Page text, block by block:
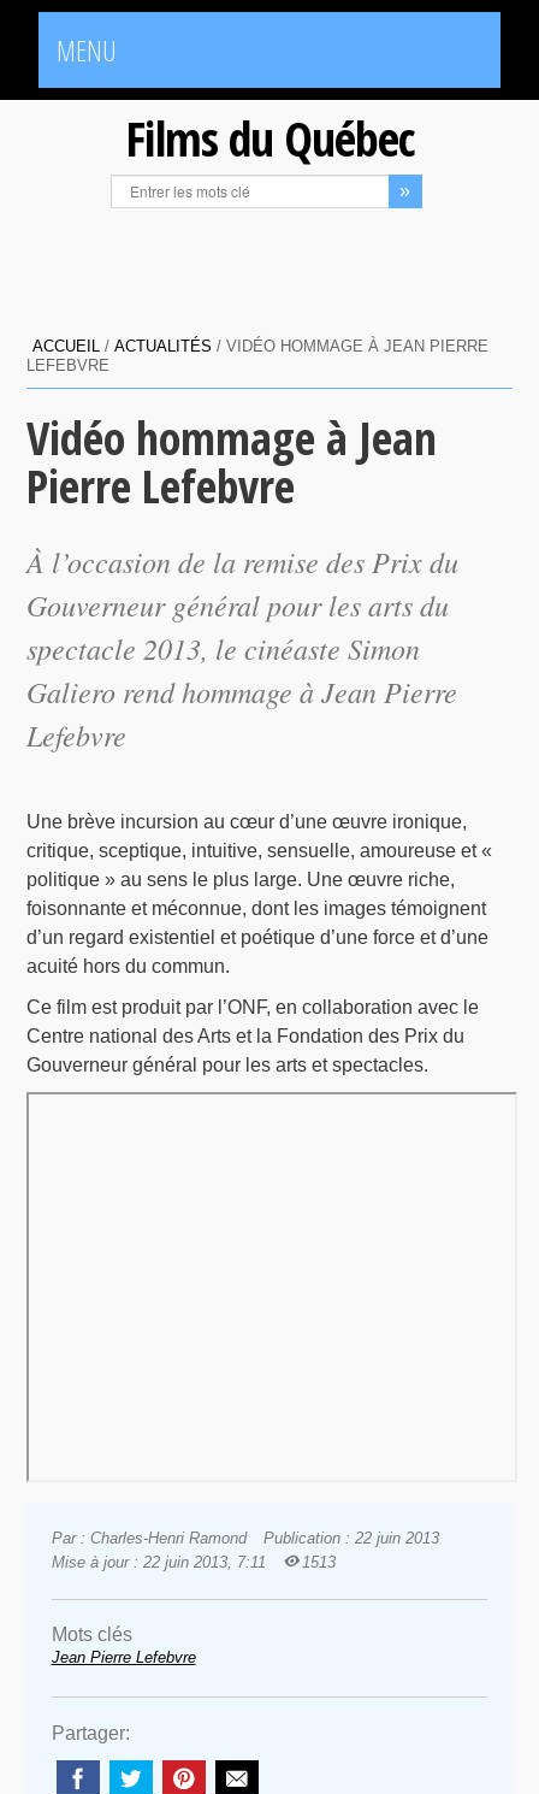
MENU
Films du Québec
ACCUEIL /ACTUALITÉS /VIDÉO HOMMAGE À JEAN PIERRE
LEFEBVRE
Vidéo hommage à Jean
Pierre Lefebvre
À l’occasion de la remise des Prix du
Gouverneur général pour les arts du
spectacle 2013, le cinéaste Simon
Galiero rend hommage à Jean Pierre
Lefebvre
Une brève incursion au cœur d’une œuvre ironique,
critique, sceptique, intuitive, sensuelle, amoureuse et «
politique » au sens le plus large. Une œuvre riche,
foisonnante et méconnue, dont les images témoignent
d’un regard existentiel et poétique d’une force et d’une
acuité hors du commun.
Ce film est produit par l’ONF, en collaboration avec le
Centre national des Arts et la Fondation des Prix du
Gouverneur général pour les arts et spectacles.
Par : Charles-Henri Ramond
Publication : 22 juin 2013
Mise à jour : 22 juin 2013, 7:11
1513
Mots clés
Jean Pierre Lefebvre
Partager: